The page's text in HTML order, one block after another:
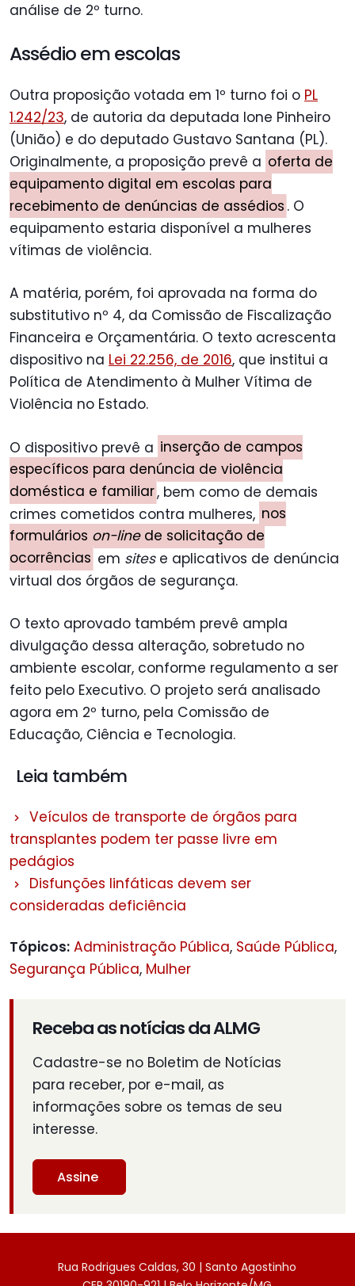
análise de 2º turno.
Assédio em escolas
Outra proposição votada em 1º turno foi o PL
1.242/23, de autoria da deputada Ione Pinheiro
(União) e do deputado Gustavo Santana (PL).
Originalmente, a proposição prevê a oferta de
equipamento digital em escolas para
recebimento de denúncias de assédios . O
equipamento estaria disponível a mulheres
vítimas de violência.
A matéria, porém, foi aprovada na forma do
substitutivo nº 4, da Comissão de Fiscalização
Financeira e Orçamentária. O texto acrescenta
dispositivo na Lei 22.256, de 2016, que institui a
Política de Atendimento à Mulher Vítima de
Violência no Estado.
O dispositivo prevê a inserção de campos
específicos para denúncia de violência
doméstica e familiar, bem como de demais
crimes cometidos contra mulheres, nos
formulários on-linede solicitação de
ocorrências em sites e aplicativos de denúncia
virtual dos órgãos de segurança.
O texto aprovado também prevê ampla
divulgação dessa alteração, sobretudo no
ambiente escolar, conforme regulamento a ser
feito pelo Executivo. O projeto será analisado
agora em 2º turno, pela Comissão de
Educação, Ciência e Tecnologia.
Leia também
Veículos de transporte de órgãos para
transplantes podem ter passe livre em
pedágios
Disfunções linfáticas devem ser
consideradas deficiência
Tópicos: Administração Pública, Saúde Pública,
Segurança Pública, Mulher
Receba as notícias da ALMG
Cadastre-se no Boletim de Notícias
para receber, por e-mail, as
informações sobre os temas de seu
interesse.
Assine
Rua Rodrigues Caldas, 30 | Santo Agostinho